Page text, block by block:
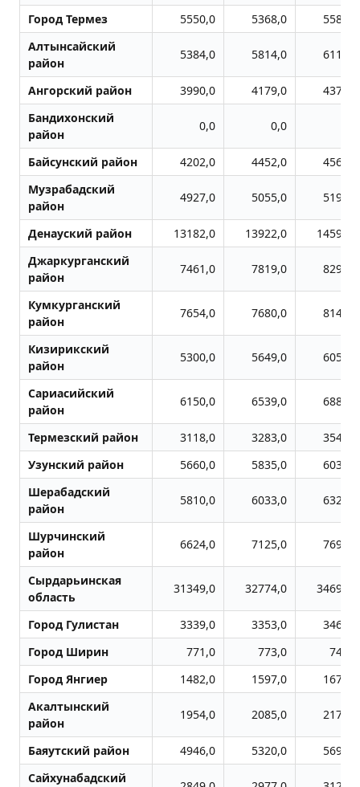
Город Термез 5550,0 5368,0
5583,0
Алтынсайский
район
5384,0 5814,0 6119,0
Ангорский район 3990,0 4179,0
4379,0
Бандихонский
район
0,0 0,0
Байсунский район 4202,0 4452,0
4566,0
Музрабадский
район
4927,0 5055,0 5195,0
Денауский район 13182,0 13922,0
14598,0
Джаркурганский
район
7461,0 7819,0 8291,0
Кумкурганский
район
7654,0 7680,0 8149,0
Кизирикский
район
5300,0 5649,0 6051,0
Сариасийский
район
6150,0 6539,0 6880,0
Термезский район 3118,0 3283,0
3548,0
Узунский район
5660,0 5835,0
6039,0
Шерабадский
район
5810,0 6033,0 6327,0
Шурчинский
район
6624,0 7125,0 7697,0
Сырдарьинская
область
31349,0 32774,0 34695,0
Город Гулистан 3339,0 3353,0
3463,0
Город Ширин
771,0 773,0
740,0
Город Янгиер
1482,0 1597,0
1675,0
Акалтынский
район
1954,0 2085,0 2171,0
Баяутский район 4946,0 5320,0
5691,0
Сайхунабадский